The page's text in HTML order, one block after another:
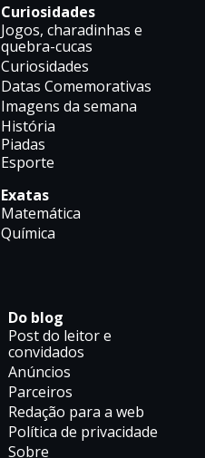
Curiosidades
Jogos, charadinhas e
quebra-cucas
Curiosidades
Datas Comemorativas
Imagens da semana
História
Piadas
Esporte
Exatas
Matemática
Química
Do blog
Post do leitor e
convidados
Anúncios
Parceiros
Redação para a web
Política de privacidade
Sobre